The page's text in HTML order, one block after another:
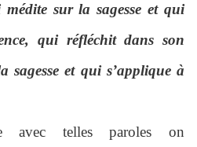
sur la sagesse et qui
qui réfléchit dans son
sagesse et qui s’applique à
avec telles paroles on